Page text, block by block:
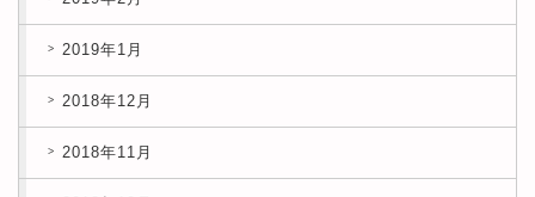
2019年1月
2018年12月
2018年11月